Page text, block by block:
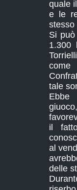
quale
e le
stesso
Si
1.300
tale
il
al
delle